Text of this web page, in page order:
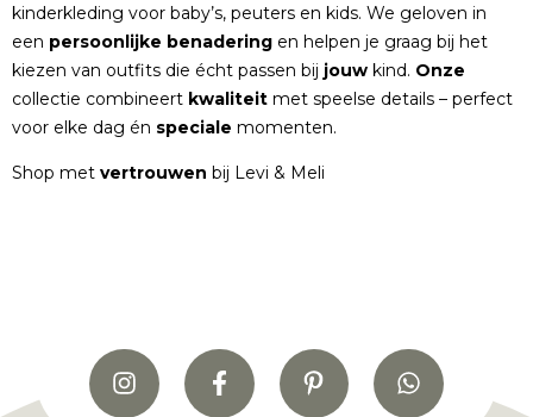
kinderkleding voor baby’s, peuters en kids. We geloven in
een persoonlijke benadering en helpen je graag bij het
kiezen van outfits die écht passen bij jouw kind. Onze
collectie combineert kwaliteit met speelse details – perfect
voor elke dag én speciale momenten.
Shop met vertrouwen bij Levi & Meli